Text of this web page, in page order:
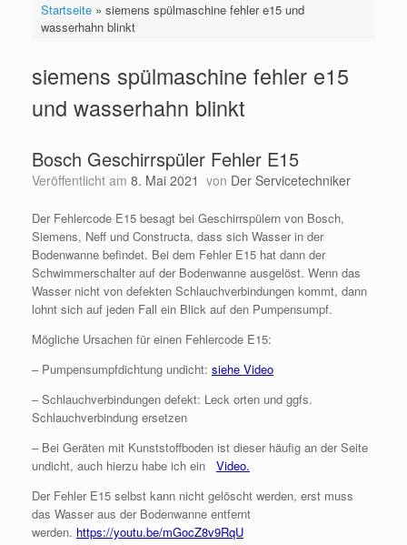
Startseite» siemens spülmaschine fehler e15 und
wasserhahn blinkt
siemens spülmaschine fehler e15
und wasserhahn blinkt
Bosch Geschirrspüler Fehler E15
Veröffentlicht am 8. Mai 2021 von Der Servicetechniker
Der Fehlercode E15 besagt bei Geschirrspülern von Bosch,
Siemens, Neff und Constructa, dass sich Wasser in der
Bodenwanne befindet. Bei dem Fehler E15 hat dann der
Schwimmerschalter auf der Bodenwanne ausgelöst. Wenn das
Wasser nicht von defekten Schlauchverbindungen kommt, dann
lohnt sich auf jeden Fall ein Blick auf den Pumpensumpf.
Mögliche Ursachen für einen Fehlercode E15:
– Pumpensumpfdichtung undicht: siehe Video
– Schlauchverbindungen defekt: Leck orten und ggfs.
Schlauchverbindung ersetzen
– Bei Geräten mit Kunststoffboden ist dieser häufig an der Seite
undicht, auch hierzu habe ich ein Video.
Der Fehler E15 selbst kann nicht gelöscht werden, erst muss
das Wasser aus der Bodenwanne entfernt
werden. https://youtu.be/mGocZ8v9RqU